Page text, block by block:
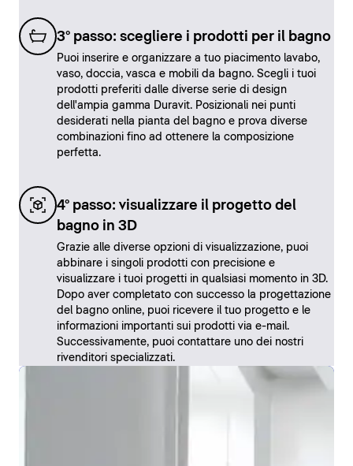
3° passo: scegliere i prodotti per il bagno
Puoi inserire e organizzare a tuo piacimento lavabo,
vaso, doccia, vasca e mobili da bagno. Scegli i tuoi
prodotti preferiti dalle diverse serie di design
dell'ampia gamma Duravit. Posizionali nei punti
desiderati nella pianta del bagno e prova diverse
combinazioni fino ad ottenere la composizione
perfetta.
4° passo: visualizzare il progetto del
bagno in 3D
Grazie alle diverse opzioni di visualizzazione, puoi
abbinare i singoli prodotti con precisione e
visualizzare i tuoi progetti in qualsiasi momento in 3D.
Dopo aver completato con successo la progettazione
del bagno online, puoi ricevere il tuo progetto e le
informazioni importanti sui prodotti via e-mail.
Successivamente, puoi contattare uno dei nostri
rivenditori specializzati.